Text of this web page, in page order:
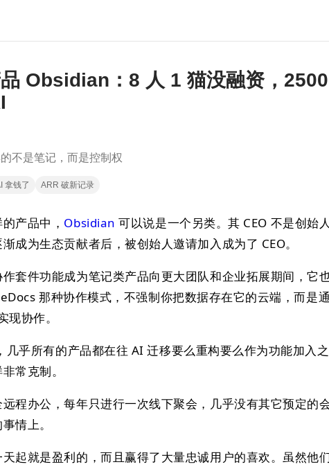
Obsidian：8 人 1 猫没融资，
不是笔记，而是控制权
拿钱了 ARR 破新记录
产品中， Obsidian 可以说是一个另类。其 CEO 不是创始
成为生态贡献者后，被创始人邀请加入成为了 CEO。
套件功能成为笔记类产品向更大团队和企业拓展期间，它
那种协作模式，不强制你把数据存在它的云端，而是
现协作。
几乎所有的产品都在往 AI 迁移要么重构要么作为功能加入
常克制。
程办公，每年只进行一次线下聚会，几乎没有其它预定的
情上。
起就是盈利的，而且赢得了大量忠诚用户的喜欢。虽然他